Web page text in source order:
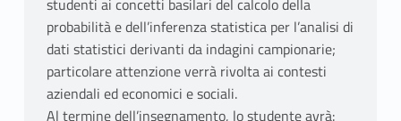
studenti ai concetti basilari del calcolo della
probabilità e dell’inferenza statistica per l’analisi di
dati statistici derivanti da indagini campionarie;
particolare attenzione verrà rivolta ai contesti
aziendali ed economici e sociali.
Al termine dell’insegnamento, lo studente avrà: